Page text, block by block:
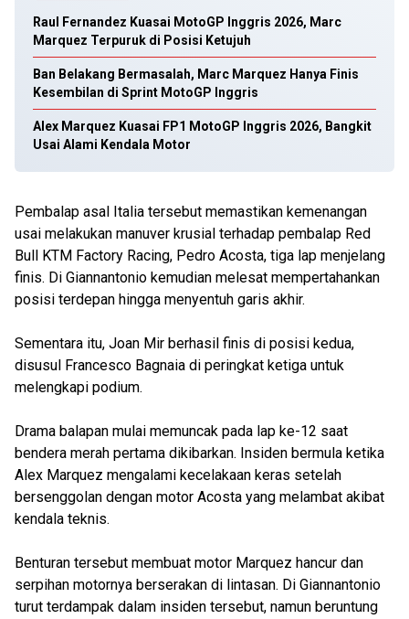
Raul Fernandez Kuasai MotoGP Inggris 2026, Marc
Marquez Terpuruk di Posisi Ketujuh
Ban Belakang Bermasalah, Marc Marquez Hanya Finis
Kesembilan di Sprint MotoGP Inggris
Alex Marquez Kuasai FP1 MotoGP Inggris 2026, Bangkit
Usai Alami Kendala Motor
Pembalap asal Italia tersebut memastikan kemenangan
usai melakukan manuver krusial terhadap pembalap Red
Bull KTM Factory Racing, Pedro Acosta, tiga lap menjelang
finis. Di Giannantonio kemudian melesat mempertahankan
posisi terdepan hingga menyentuh garis akhir.
Sementara itu, Joan Mir berhasil finis di posisi kedua,
disusul Francesco Bagnaia di peringkat ketiga untuk
melengkapi podium.
Drama balapan mulai memuncak pada lap ke-12 saat
bendera merah pertama dikibarkan. Insiden bermula ketika
Alex Marquez mengalami kecelakaan keras setelah
bersenggolan dengan motor Acosta yang melambat akibat
kendala teknis.
Benturan tersebut membuat motor Marquez hancur dan
serpihan motornya berserakan di lintasan. Di Giannantonio
turut terdampak dalam insiden tersebut, namun beruntung